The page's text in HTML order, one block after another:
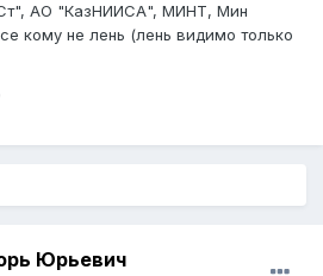
АО "КазНИИСА", МИНТ, Мин
кому не лень (лень видимо только
Юрьевич